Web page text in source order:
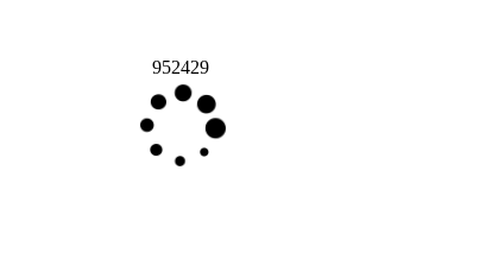
952429